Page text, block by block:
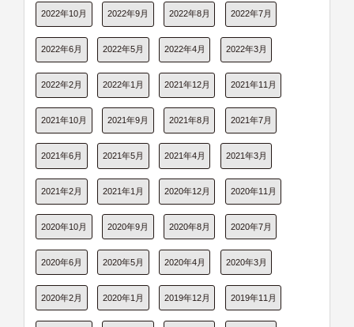
2022年10月 2022年9月 2022年8月 2022年7月
2022年6月 2022年5月 2022年4月 2022年3月
2022年2月 2022年1月 2021年12月 2021年11月
2021年10月 2021年9月 2021年8月 2021年7月
2021年6月 2021年5月 2021年4月 2021年3月
2021年2月 2021年1月 2020年12月 2020年11月
2020年10月 2020年9月 2020年8月 2020年7月
2020年6月 2020年5月 2020年4月 2020年3月
2020年2月 2020年1月 2019年12月 2019年11月